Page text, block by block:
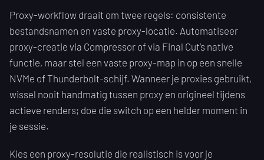
Proxy-workflow draait om twee regels: consistente
bestandsnamen en vaste proxy-locatie. Automatiseer
proxy-creatie via Compressor of via Final Cut’s native
functie, maar stel een vaste proxy-map in op een snelle
NVMe of Thunderbolt-schijf. Wanneer je proxies gebruikt,
wissel nooit handmatig tussen proxy en origineel tijdens
actieve renders; doe die switch op een helder moment in
je sessie.
Kies een proxy-resolutie die realistisch is voor je